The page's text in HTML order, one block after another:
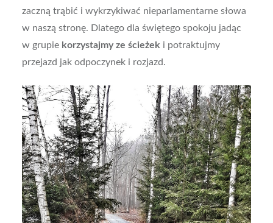
zaczną trąbić i wykrzykiwać nieparlamentarne słowa
w naszą stronę. Dlatego dla świętego spokoju jadąc
w grupie korzystajmy ze ścieżek i potraktujmy
przejazd jak odpoczynek i rozjazd.